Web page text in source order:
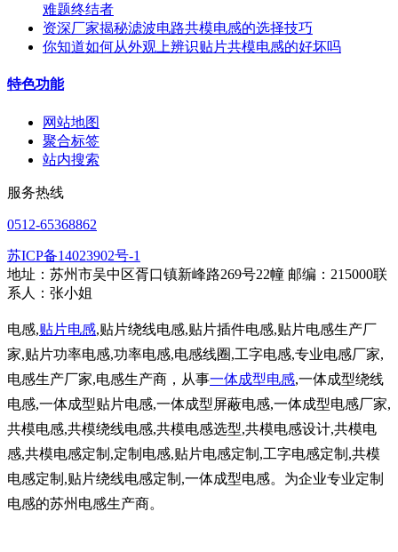
难题终结者
资深厂家揭秘滤波电路共模电感的选择技巧
你知道如何从外观上辨识贴片共模电感的好坏吗
特色功能
网站地图
聚合标签
站内搜索
服务热线
0512-65368862
苏ICP备14023902号-1
地址：苏州市吴中区胥口镇新峰路269号22幢 邮编：215000联
系人：张小姐
电感,贴片电感,贴片绕线电感,贴片插件电感,贴片电感生产厂
家,贴片功率电感,功率电感,电感线圈,工字电感,专业电感厂家,
电感生产厂家,电感生产商，从事一体成型电感,一体成型绕线
电感,一体成型贴片电感,一体成型屏蔽电感,一体成型电感厂家,
共模电感,共模绕线电感,共模电感选型,共模电感设计,共模电
感,共模电感定制,定制电感,贴片电感定制,工字电感定制,共模
电感定制,贴片绕线电感定制,一体成型电感。为企业专业定制
电感的苏州电感生产商。